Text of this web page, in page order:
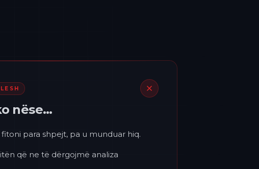
nëse…
para shpejt, pa u munduar hiq.
që ne të dërgojmë analiza